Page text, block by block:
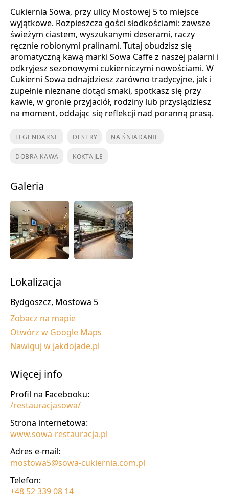
Cukiernia Sowa, przy ulicy Mostowej 5 to miejsce
wyjątkowe. Rozpieszcza gości słodkościami: zawsze
świeżym ciastem, wyszukanymi deserami, raczy
ręcznie robionymi pralinami. Tutaj obudzisz się
aromatyczną kawą marki Sowa Caffe z naszej palarni i
odkryjesz sezonowymi cukierniczymi nowościami. W
Cukierni Sowa odnajdziesz zarówno tradycyjne, jak i
zupełnie nieznane dotąd smaki, spotkasz się przy
kawie, w gronie przyjaciół, rodziny lub przysiądziesz
na moment, oddając się reflekcji nad poranną prasą.
LEGENDARNE DESERY NA ŚNIADANIE
DOBRA KAWA KOKTAJLE
Galeria
Lokalizacja
Bydgoszcz, Mostowa 5
Zobacz na mapie
Otwórz w Google Maps
Nawiguj w jakdojade.pl
Więcej info
Profil na Facebooku:
/restauracjasowa/
Strona internetowa:
www.sowa-restauracja.pl
Adres e-mail:
mostowa5@sowa-cukiernia.com.pl
Telefon:
+48 52 339 08 14